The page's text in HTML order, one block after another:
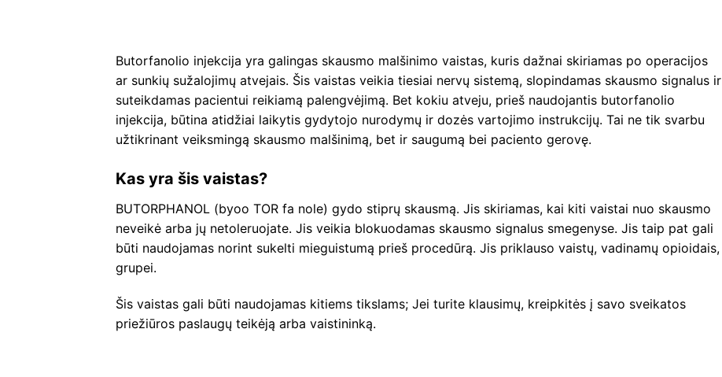
Butorfanolio injekcija yra galingas skausmo malšinimo vaistas, kuris dažnai skiriamas po operacijos
ar sunkių sužalojimų atvejais. Šis vaistas veikia tiesiai nervų sistemą, slopindamas skausmo signalus ir
suteikdamas pacientui reikiamą palengvėjimą. Bet kokiu atveju, prieš naudojantis butorfanolio
injekcija, būtina atidžiai laikytis gydytojo nurodymų ir dozės vartojimo instrukcijų. Tai ne tik svarbu
užtikrinant veiksmingą skausmo malšinimą, bet ir saugumą bei paciento gerovę.
Kas yra šis vaistas?
BUTORPHANOL (byoo TOR fa nole) gydo stiprų skausmą. Jis skiriamas, kai kiti vaistai nuo skausmo
neveikė arba jų netoleruojate. Jis veikia blokuodamas skausmo signalus smegenyse. Jis taip pat gali
būti naudojamas norint sukelti mieguistumą prieš procedūrą. Jis priklauso vaistų, vadinamų opioidais,
grupei.
Šis vaistas gali būti naudojamas kitiems tikslams; Jei turite klausimų, kreipkitės į savo sveikatos
priežiūros paslaugų teikėją arba vaistininką.